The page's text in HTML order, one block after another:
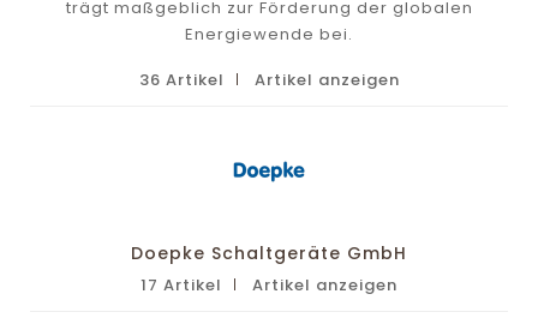
trägt maßgeblich zur Förderung der globalen
Energiewende bei.
36 Artikel
Artikel anzeigen
Doepke Schaltgeräte GmbH
17 Artikel Artikel anzeigen